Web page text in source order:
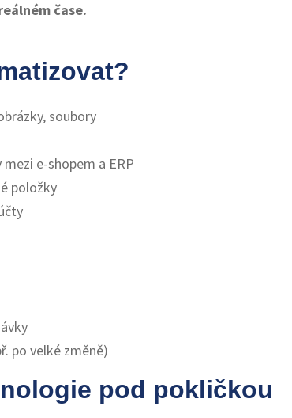
čase.
soubory
e-shopem a ERP
položky
po velké změně)
pod pokličkou